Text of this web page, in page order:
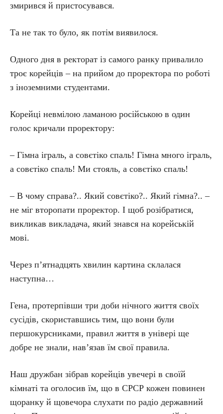
змирився й пристосувався.
Та не так то було, як потім виявилося.
Одного дня в ректорат із самого ранку привалило
троє корейців – на прийом до проректора по роботі
з іноземними студентами.
Корейці невмілою ламаною російською в один
голос кричали проректору:
– Гімна іграль, а совєтіко спаль! Гімна много іграль,
а совєтіко спаль! Ми стояль, а совєтіко спаль!
– В чому справа?.. Який совєтіко?.. Який гімна?.. –
не міг второпати проректор. І щоб розібратися,
викликав викладача, який знався на корейській
мові.
Через п’ятнадцять хвилин картина склалася
наступна…
Гена, протерпівши три доби нічного життя своїх
сусідів, скориставшись тим, що вони були
першокурсниками, правил життя в універі ще
добре не знали, нав’язав їм свої правила.
Наш дружбан зібрав корейців увечері в своїй
кімнаті та оголосив їм, що в СРСР кожен повинен
щоранку й щовечора слухати по радіо державний